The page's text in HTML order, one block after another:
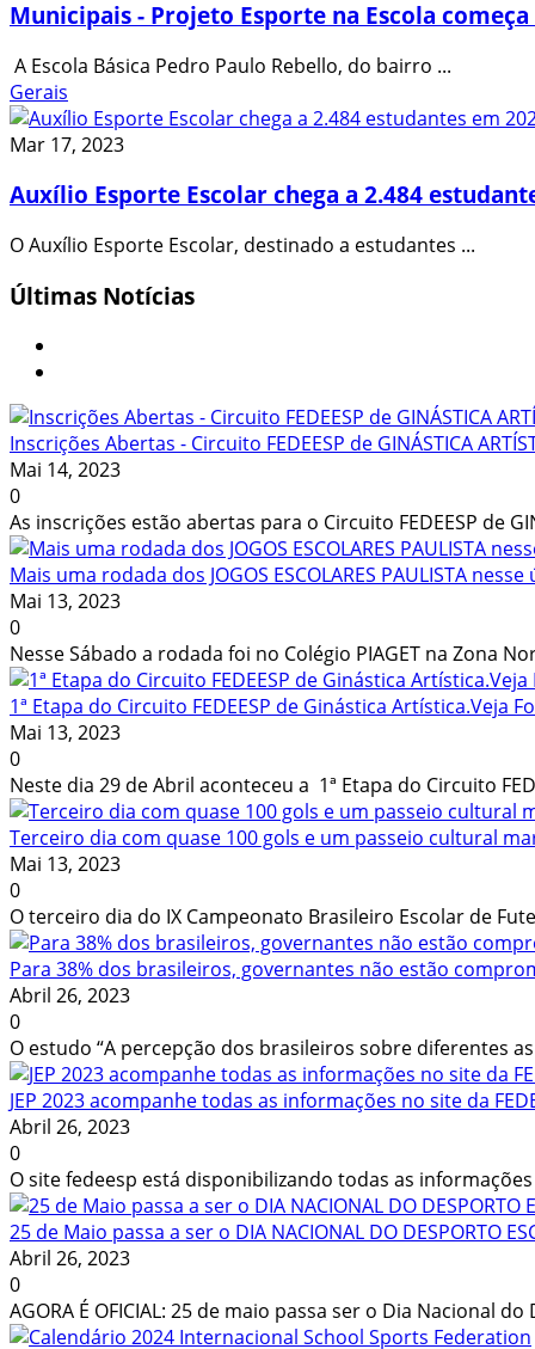
Municipais - Projeto Esporte na Escola
A Escola Básica Pedro Paulo Rebello, do bairro ...
Gerais
Mar 17, 2023
Auxílio Esporte Escolar chega a 2.484
O Auxílio Esporte Escolar, destinado a estudantes ...
Últimas Notícias
Inscrições Abertas - Circuito FEDEESP de GINÁSTICA
Mai 14, 2023
0
As inscrições estão abertas para o Circuito FEDEESP de
Mais uma rodada dos JOGOS ESCOLARES PAULISTA
Mai 13, 2023
0
Nesse Sábado a rodada foi no Colégio PIAGET na Zona
1ª Etapa do Circuito FEDEESP de Ginástica Artística.Veja
Mai 13, 2023
0
Neste dia 29 de Abril aconteceu a 1ª Etapa do Circuito
Terceiro dia com quase 100 gols e um passeio cultural
Mai 13, 2023
0
O terceiro dia do IX Campeonato Brasileiro Escolar de
Para 38% dos brasileiros, governantes não estão
Abril 26, 2023
0
O estudo “A percepção dos brasileiros sobre diferentes
JEP 2023 acompanhe todas as informações no site da
Abril 26, 2023
0
O site fedeesp está disponibilizando todas as informações
25 de Maio passa a ser o DIA NACIONAL DO DESPORTO
Abril 26, 2023
0
AGORA É OFICIAL: 25 de maio passa ser o Dia Nacional